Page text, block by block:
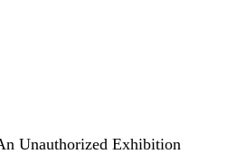
Unauthorized Exhibition